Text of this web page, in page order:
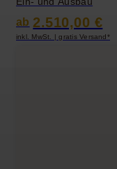
ab 2.510,00 €
inkl. MwSt. | gratis Versand*